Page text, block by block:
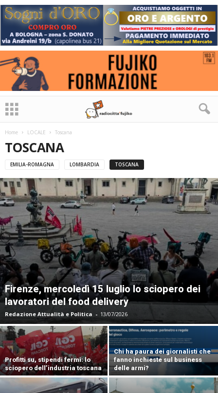
Home LOCALE Toscana
TOSCANA
EMILIA-ROMAGNA LOMBARDIA TOSCANA
Firenze, mercoledì 15 luglio lo sciopero dei
lavoratori del food delivery
Redazione Attualità e Politica - 13/07/2026
Profitti su, stipendi fermi: lo
sciopero dell’industria toscana
Chi ha paura dei giornalisti che
fanno inchieste sul business
delle armi?